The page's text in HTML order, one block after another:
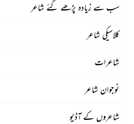
سب سے زیادہ پڑھے گئے شاعر
کلاسیکی شاعر
شاعرات
نوجوان شاعر
شاعروں کے آڈیو